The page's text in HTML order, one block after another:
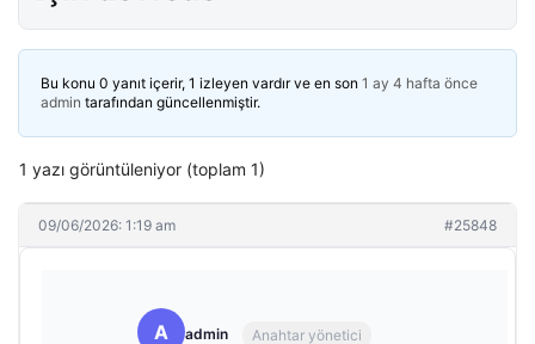
Bu konu 0 yanıt içerir, 1 izleyen vardır ve en son 1 ay 4 hafta önce
admin tarafından güncellenmiştir.
1 yazı görüntüleniyor (toplam 1)
09/06/2026: 1:19 am #25848
A admin Anahtar yönetici